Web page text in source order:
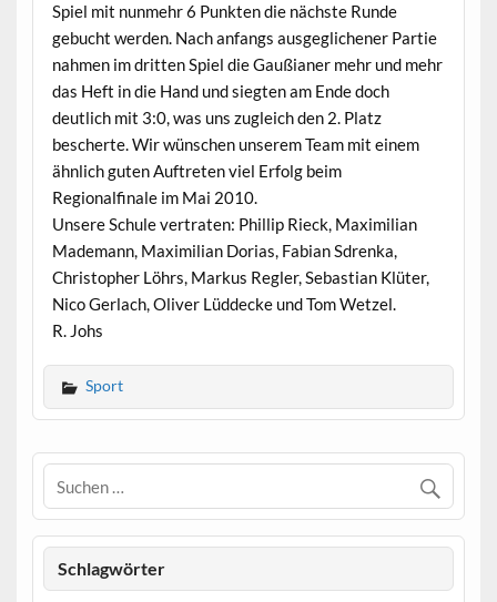
Spiel mit nunmehr 6 Punkten die nächste Runde
gebucht werden. Nach anfangs ausgeglichener Partie
nahmen im dritten Spiel die Gaußianer mehr und mehr
das Heft in die Hand und siegten am Ende doch
deutlich mit 3:0, was uns zugleich den 2. Platz
bescherte. Wir wünschen unserem Team mit einem
ähnlich guten Auftreten viel Erfolg beim
Regionalfinale im Mai 2010.
Unsere Schule vertraten: Phillip Rieck, Maximilian
Mademann, Maximilian Dorias, Fabian Sdrenka,
Christopher Löhrs, Markus Regler, Sebastian Klüter,
Nico Gerlach, Oliver Lüddecke und Tom Wetzel.
R. Johs
Sport
Schlagwörter